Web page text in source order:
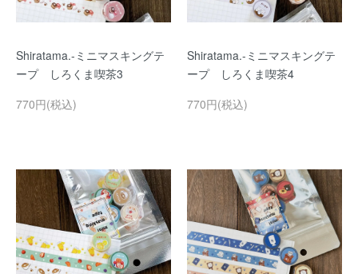
Shiratama.-ミニマスキングテ
ープ しろくま喫茶3
770円(税込)
Shiratama.-ミニマスキングテ
ープ しろくま喫茶4
770円(税込)